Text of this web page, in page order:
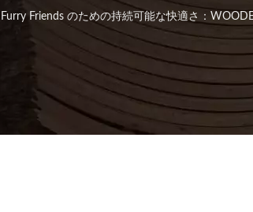
ナム家具、織物
Friends のための持続可能な快適さ：